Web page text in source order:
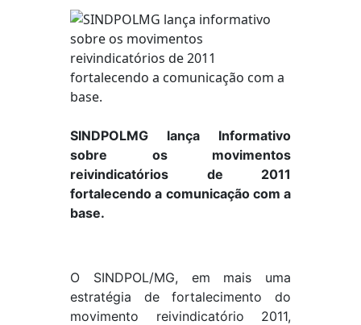
SINDPOLMG lança Informativo
sobre os movimentos
reivindicatórios de 2011
fortalecendo a comunicação com a
base.
O SINDPOL/MG, em mais uma
estratégia de fortalecimento do
movimento reivindicatório 2011,